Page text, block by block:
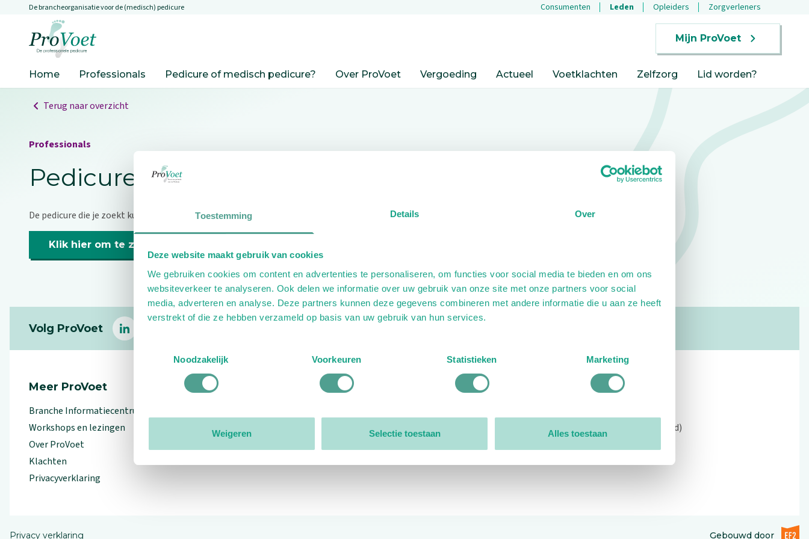
Toestemming Details Over
Deze website maakt gebruik van cookies
We gebruiken cookies om content en advertenties te personaliseren, om functies voor social media te bieden en om ons
websiteverkeer te analyseren. Ook delen we informatie over uw gebruik van onze site met onze partners voor social
media, adverteren en analyse. Deze partners kunnen deze gegevens combineren met andere informatie die u aan ze heeft
verstrekt of die ze hebben verzameld op basis van uw gebruik van hun services.
Noodzakelijk
Voorkeuren Statistieken Marketing
Weigeren Selectie toestaan Alles toestaan
Overslaan en naar de inhoud gaan
De brancheorganisatie voor de (medisch) pedicure Consumenten Leden Opleiders Zorgverleners
Mijn ProVoet
Home Professionals Pedicure of medisch pedicure? Over ProVoet Vergoeding Actueel Voetklachten Zelfzorg Lid worden?
Terug naar overzicht
Professionals
Pedicure niet gevonden
De pedicure die je zoekt kunnen we niet vinden.
Klik hier om te zoeken naar een andere pedicure.
Volg ProVoet
linkedin
Meer ProVoet
Branche Informatiecentrum
Workshops en lezingen
Over ProVoet
Klachten
Privacyverklaring
Organisatie
Open: 09:00 - 12:30 (alleen ochtend)
Privacy verklaring Gebouwd doorEF2